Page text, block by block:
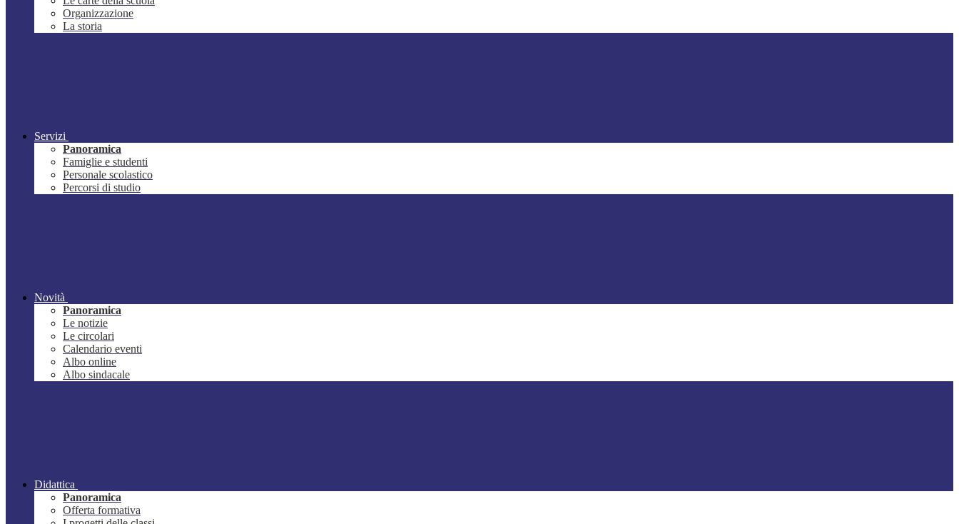
Organizzazione
La storia
Servizi
Panoramica
Famiglie e studenti
Personale scolastico
Percorsi di studio
Novità
Panoramica
Le notizie
Le circolari
Calendario eventi
Albo online
Albo sindacale
Didattica
Panoramica
Offerta formativa